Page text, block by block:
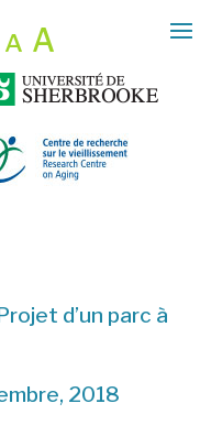
A A
d’un parc à
2018